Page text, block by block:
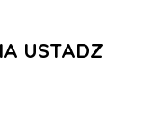
USTADZ